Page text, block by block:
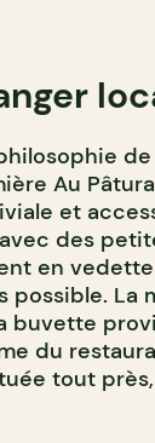
Au
et
des
en
possible. La
buvette
du
tout